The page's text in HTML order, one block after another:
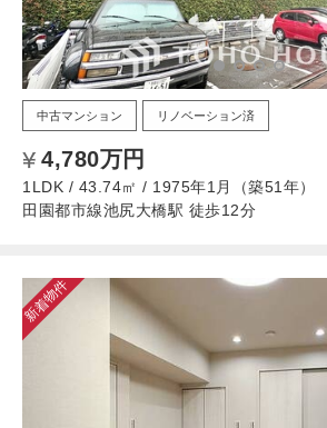
中古マンション リノベーション済
4,780万円
1LDK / 43.74㎡ / 1975年1月（築51年）
田園都市線池尻大橋駅 徒歩12分
新着物件